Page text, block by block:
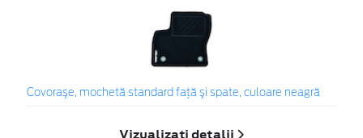
Covoraşe, mochetă standard faţă şi spate, culoare neagră
Vizualizați detalii